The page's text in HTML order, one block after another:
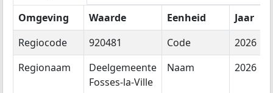
Omgeving
Waarde Eenheid
Jaar
Regiocode
920481 Code
2026
Regionaam
Deelgemeente
Fosses-la-Ville
Naam 2026